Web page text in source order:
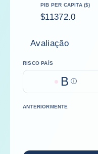
PIB PER CAPITA ($)
$11372.0
Avaliação
RISCO PAÍS
B Help
ANTERIORMENTE